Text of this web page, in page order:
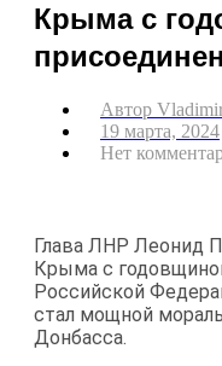
Крыма с
Автор
19 марта, 2024
Нет
Глава ЛНР Леонид
Крыма с
Российской
стал мощной
Донбасса.